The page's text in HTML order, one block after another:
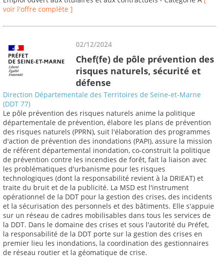
voir l'offre complète ]
02/12/2024
Chef(fe) de pôle prévention des
risques naturels, sécurité et
défense
Direction Départementale des Territoires de Seine-et-Marne
(DDT 77)
Le pôle prévention des risques naturels anime la politique
départementale de prévention, élabore les plans de prévention
des risques naturels (PPRN), suit l'élaboration des programmes
d'action de prévention des inondations (PAPI), assure la mission
de référent départemental inondation, co-construit la politique
de prévention contre les incendies de forêt, fait la liaison avec
les problématiques d'urbanisme pour les risques
technologiques (dont la responsabilité revient à la DRIEAT) et
traite du bruit et de la publicité. La MSD est l'instrument
opérationnel de la DDT pour la gestion des crises, des incidents
et la sécurisation des personnels et des bâtiments. Elle s'appuie
sur un réseau de cadres mobilisables dans tous les services de
la DDT. Dans le domaine des crises et sous l'autorité du Préfet,
la responsabilité de la DDT porte sur la gestion des crises en
premier lieu les inondations, la coordination des gestionnaires
de réseau routier et la géomatique de crise.